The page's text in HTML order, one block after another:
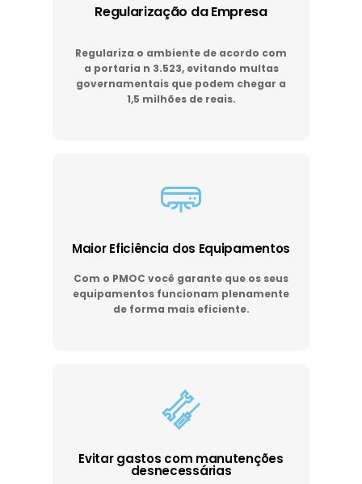
Regularização da Empresa
Regulariza o ambiente de acordo com
a portaria n 3.523, evitando multas
governamentais que podem chegar a
1,5 milhões de reais.
Maior Eficiência dos Equipamentos
Com o PMOC você garante que os seus
equipamentos funcionam plenamente
de forma mais eficiente.
Evitar gastos com manutenções
desnecessárias